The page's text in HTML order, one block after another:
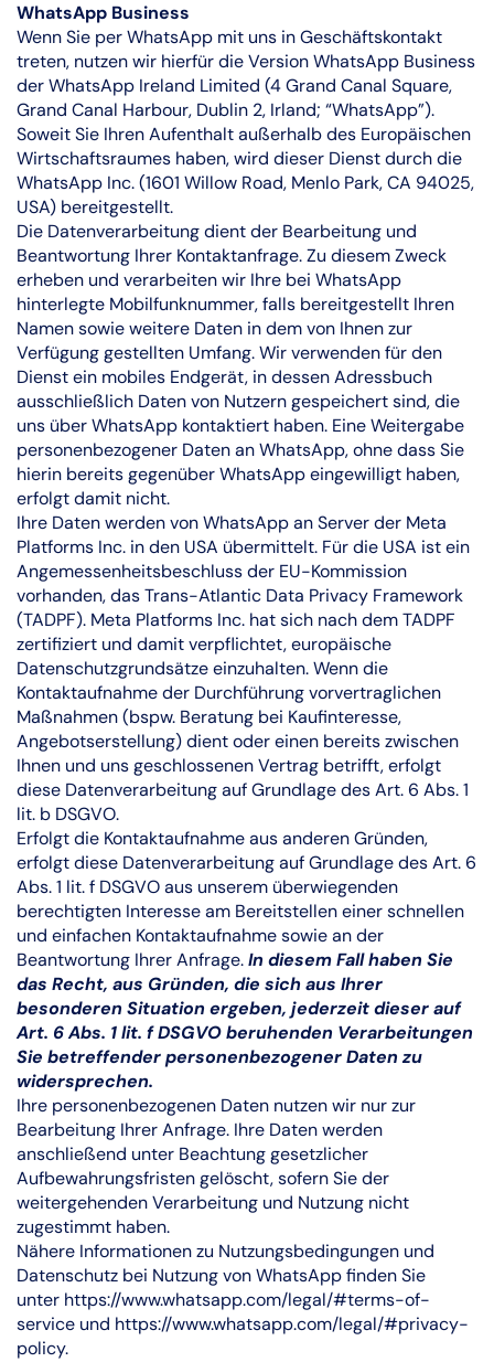
WhatsApp Business
Wenn Sie per WhatsApp mit uns in Geschäftskontakt
treten, nutzen wir hierfür die Version WhatsApp Business
der WhatsApp Ireland Limited (4 Grand Canal Square,
Grand Canal Harbour, Dublin 2, Irland; “WhatsApp”).
Soweit Sie Ihren Aufenthalt außerhalb des Europäischen
Wirtschaftsraumes haben, wird dieser Dienst durch die
WhatsApp Inc. (1601 Willow Road, Menlo Park, CA 94025,
USA) bereitgestellt.
Die Datenverarbeitung dient der Bearbeitung und
Beantwortung Ihrer Kontaktanfrage. Zu diesem Zweck
erheben und verarbeiten wir Ihre bei WhatsApp
hinterlegte Mobilfunknummer, falls bereitgestellt Ihren
Namen sowie weitere Daten in dem von Ihnen zur
Verfügung gestellten Umfang. Wir verwenden für den
Dienst ein mobiles Endgerät, in dessen Adressbuch
ausschließlich Daten von Nutzern gespeichert sind, die
uns über WhatsApp kontaktiert haben. Eine Weitergabe
personenbezogener Daten an WhatsApp, ohne dass Sie
hierin bereits gegenüber WhatsApp eingewilligt haben,
erfolgt damit nicht.
Ihre Daten werden von WhatsApp an Server der Meta
Platforms Inc. in den USA übermittelt. Für die USA ist ein
Angemessenheitsbeschluss der EU-Kommission
vorhanden, das Trans-Atlantic Data Privacy Framework
(TADPF). Meta Platforms Inc. hat sich nach dem TADPF
zertifiziert und damit verpflichtet, europäische
Datenschutzgrundsätze einzuhalten. Wenn die
Kontaktaufnahme der Durchführung vorvertraglichen
Maßnahmen (bspw. Beratung bei Kaufinteresse,
Angebotserstellung) dient oder einen bereits zwischen
Ihnen und uns geschlossenen Vertrag betrifft, erfolgt
diese Datenverarbeitung auf Grundlage des Art. 6 Abs. 1
lit. b DSGVO.
Erfolgt die Kontaktaufnahme aus anderen Gründen,
erfolgt diese Datenverarbeitung auf Grundlage des Art. 6
Abs. 1 lit. f DSGVO aus unserem überwiegenden
berechtigten Interesse am Bereitstellen einer schnellen
und einfachen Kontaktaufnahme sowie an der
Beantwortung Ihrer Anfrage.In diesem Fall haben Sie
das Recht, aus Gründen, die sich aus Ihrer
besonderen Situation ergeben, jederzeit dieser auf
Art. 6 Abs. 1 lit. f DSGVO beruhenden Verarbeitungen
Sie betreffender personenbezogener Daten zu
widersprechen.
Ihre personenbezogenen Daten nutzen wir nur zur
Bearbeitung Ihrer Anfrage. Ihre Daten werden
anschließend unter Beachtung gesetzlicher
Aufbewahrungsfristen gelöscht, sofern Sie der
weitergehenden Verarbeitung und Nutzung nicht
zugestimmt haben.
Nähere Informationen zu Nutzungsbedingungen und
Datenschutz bei Nutzung von WhatsApp finden Sie
unter https://www.whatsapp.com/legal/#terms-of-
service und https://www.whatsapp.com/legal/#privacy-
policy.